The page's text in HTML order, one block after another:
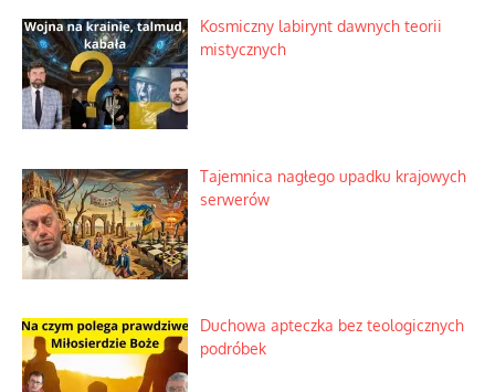
Kosmiczny labirynt dawnych teorii
mistycznych
Tajemnica nagłego upadku krajowych
serwerów
Duchowa apteczka bez teologicznych
podróbek